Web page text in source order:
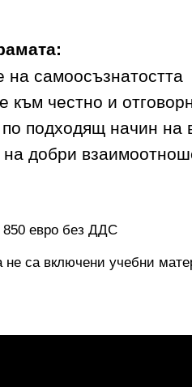
самоосъзнатостта
към честно и
подходящ начин на
добри
850 евро без ДДС
не са включени учебни